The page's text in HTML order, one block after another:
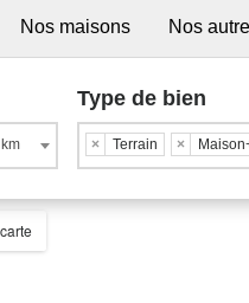
Nos maisons Nos
Type de bien
× Terrain ×